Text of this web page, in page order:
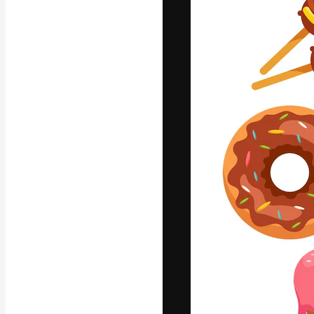
La plataforma
trabajo. Más
entre
estudios.
Español
Copyright © 2010-